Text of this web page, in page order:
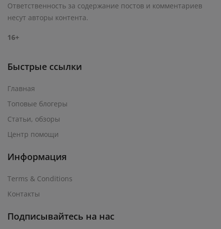
Ответственность за содержание постов и комментариев
несут авторы контента.
16+
Быстрые ссылки
Главная
Топовые блогеры
Статьи, обзоры
Центр помощи
Информация
Terms & Conditions
Контакты
Подписывайтесь на нас